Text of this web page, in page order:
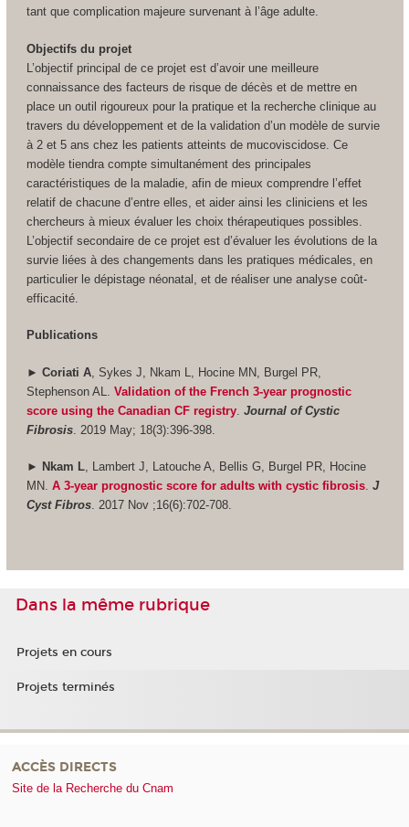
tant que complication majeure survenant à l’âge adulte.
Objectifs du projet
L’objectif principal de ce projet est d’avoir une meilleure
connaissance des facteurs de risque de décès et de mettre en
place un outil rigoureux pour la pratique et la recherche clinique au
travers du développement et de la validation d’un modèle de survie
à 2 et 5 ans chez les patients atteints de mucoviscidose. Ce
modèle tiendra compte simultanément des principales
caractéristiques de la maladie, afin de mieux comprendre l’effet
relatif de chacune d’entre elles, et aider ainsi les cliniciens et les
chercheurs à mieux évaluer les choix thérapeutiques possibles.
L’objectif secondaire de ce projet est d’évaluer les évolutions de la
survie liées à des changements dans les pratiques médicales, en
particulier le dépistage néonatal, et de réaliser une analyse coût-
efficacité.
Publications
► Coriati A, Sykes J, Nkam L, Hocine MN, Burgel PR,
Stephenson AL. Validation of the French 3-year prognostic
score using the Canadian CF registry. Journal of Cystic
Fibrosis. 2019 May; 18(3):396-398.
► Nkam L, Lambert J, Latouche A, Bellis G, Burgel PR, Hocine
MN. A 3-year prognostic score for adults with cystic fibrosis. J
Cyst Fibros. 2017 Nov ;16(6):702-708.
Dans la même rubrique
Projets en cours
Projets terminés
ACCÈS DIRECTS
Site de la Recherche du Cnam